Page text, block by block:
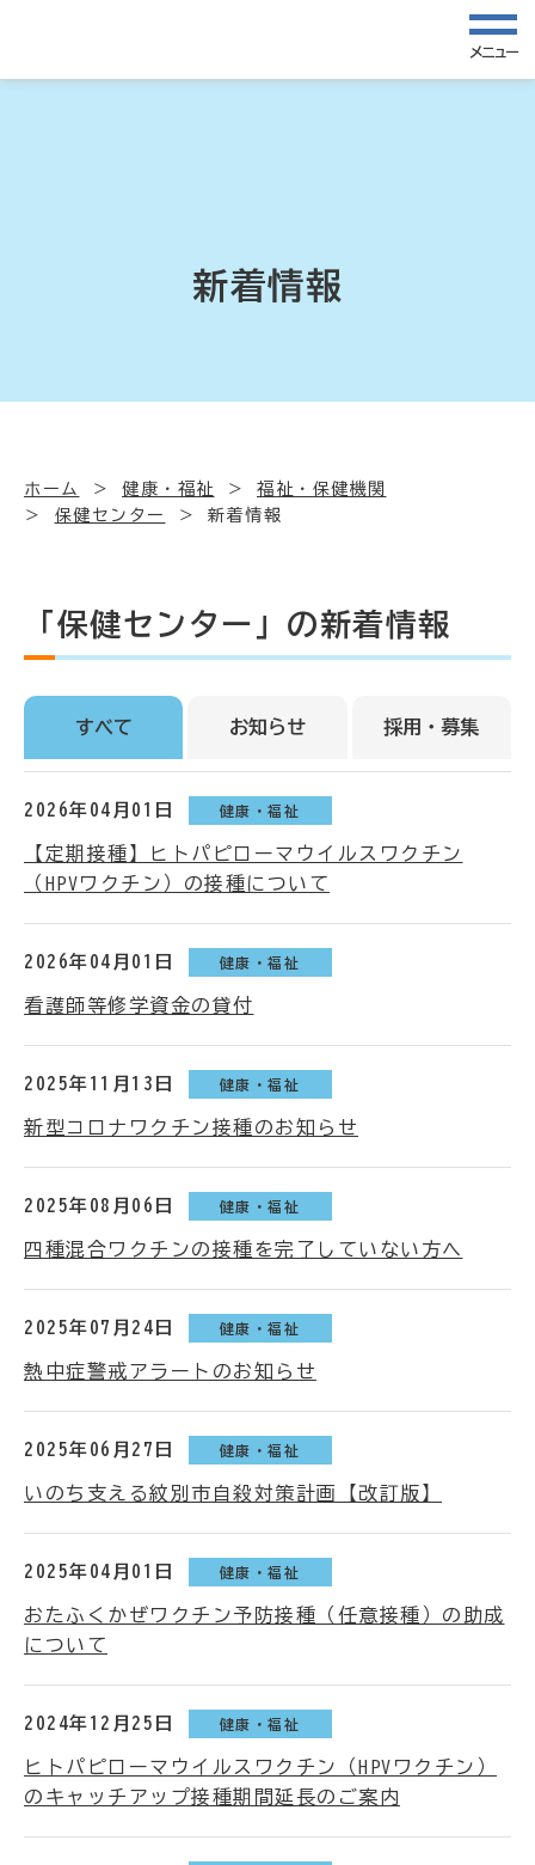
メニュー
新着情報
ホーム 健康・福祉
福祉・保健機関
保健センター
新着情報
「保健センター」の新着情報
すべて お知らせ 採用・募集
2026年04月01日 健康・福祉
【定期接種】ヒトパピローマウイルスワクチン
（HPVワクチン）の接種について
2026年04月01日 健康・福祉
看護師等修学資金の貸付
2025年11月13日 健康・福祉
新型コロナワクチン接種のお知らせ
2025年08月06日 健康・福祉
四種混合ワクチンの接種を完了していない方へ
2025年07月24日 健康・福祉
熱中症警戒アラートのお知らせ
2025年06月27日 健康・福祉
いのち支える紋別市自殺対策計画【改訂版】
2025年04月01日 健康・福祉
おたふくかぜワクチン予防接種（任意接種）の助成
について
2024年12月25日 健康・福祉
ヒトパピローマウイルスワクチン（HPVワクチン）
のキャッチアップ接種期間延長のご案内